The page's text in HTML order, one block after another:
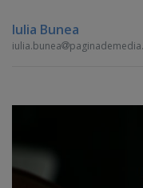
Iulia Bunea
iulia.bunea